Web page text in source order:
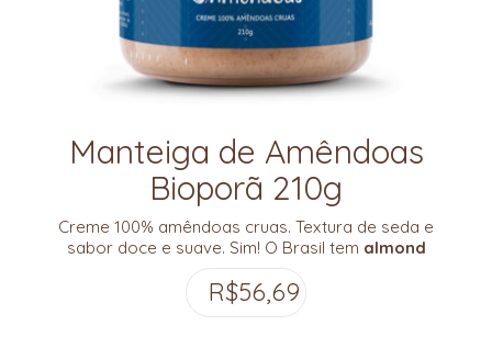
Manteiga de Amêndoas
Bioporã 210g
Creme 100% amêndoas cruas. Textura de seda e
sabor doce e suave. Sim! O Brasil tem almond
butter de verdade, repleta de cálcio, gorduras
saudáveis, versatilidade e muito sabor.
R$56,69